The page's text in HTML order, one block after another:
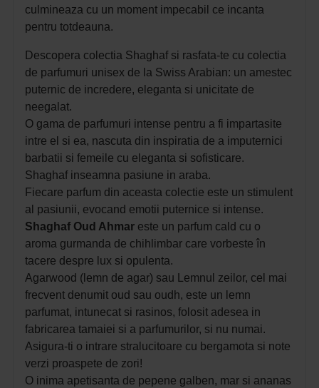
culmineaza cu un moment impecabil ce incanta
pentru totdeauna.
Descopera colectia Shaghaf si rasfata-te cu colectia
de parfumuri unisex de la Swiss Arabian: un amestec
puternic de incredere, eleganta si unicitate de
neegalat.
O gama de parfumuri intense pentru a fi impartasite
intre el si ea, nascuta din inspiratia de a imputernici
barbatii si femeile cu eleganta si sofisticare.
Shaghaf inseamna pasiune in araba.
Fiecare parfum din aceasta colectie este un stimulent
al pasiunii, evocand emotii puternice si intense.
Shaghaf Oud Ahmar este un parfum cald cu o
aroma gurmanda de chihlimbar care vorbeste în
tacere despre lux si opulenta.
Agarwood (lemn de agar) sau Lemnul zeilor, cel mai
frecvent denumit oud sau oudh, este un lemn
parfumat, intunecat si rasinos, folosit adesea in
fabricarea tamaiei si a parfumurilor, si nu numai.
Asigura-ti o intrare stralucitoare cu bergamota si note
verzi proaspete de zori!
O inima apetisanta de pepene galben, mar si ananas